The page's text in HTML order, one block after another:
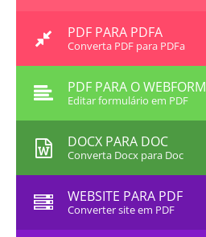
PDF PARA PDFA
Converta PDF para PDFa
PDF PARA O WEBFORM
Editar formulário em PDF
DOCX PARA DOC
Converta Docx para Doc
WEBSITE PARA PDF
Converter site em PDF